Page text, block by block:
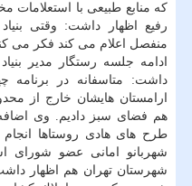
كه منابع طبیعی با
رفیع اظهار داشت: وقتی
منفصل اعلام می كند فكر می
ادامه جلسه رستگار مدیر
داشت: متاسفانه در برنامه
ارامستان هایشان خارج از
هم فضای سبز دادیم. وی
طرح های هادی روستاها
شهربانو امانی عضو شورای
شهرستان تهران هم اظهار